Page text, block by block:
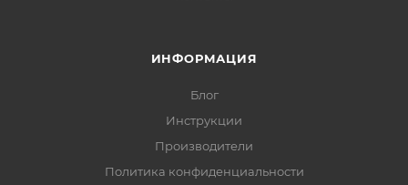
ИНФОРМАЦИЯ
Блог
Инструкции
Производители
Политика конфиденциальности